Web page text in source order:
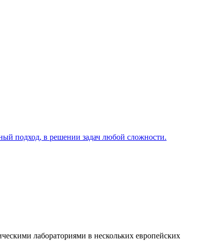
подход, в решении задач любой сложности.
лабораториями в нескольких европейских